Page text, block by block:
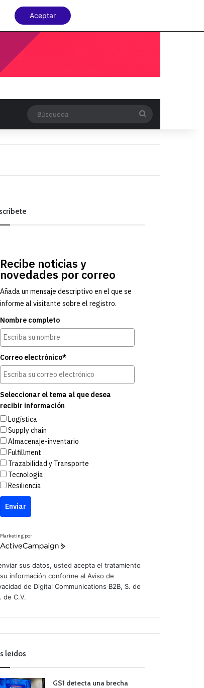
Recibe noticias y
novedades por correo
Añada un mensaje descriptivo en el que se
informe al visitante sobre el registro.
Nombre completo
Correo electrónico*
Seleccionar el tema al que desea
recibir información
Logística
Supply chain
Almacenaje-inventario
Fulfillment
Trazabilidad y Transporte
Tecnología
Resiliencia
Enviar
Marketing por
A
v
e
p
i
n
sus datos, usted acepta el tratamiento
información conforme alAviso de
de Digital Communications B2B, S. de
de C.V.
leidos
GS1 detecta una brecha
Aceptar